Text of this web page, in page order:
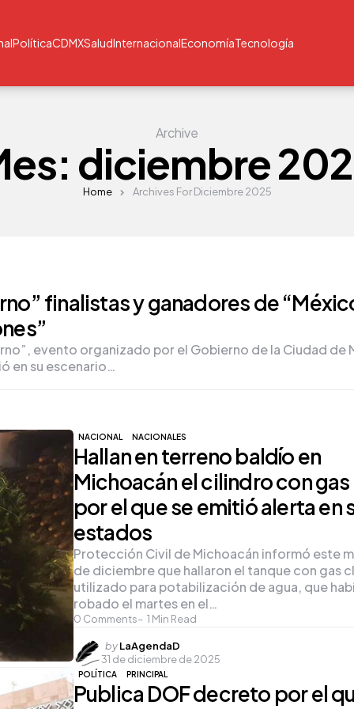
PolíticaCDMXSaludInternacionalEconomíaTecnología
Archive
diciembre
Home Archives For Diciembre 2025
finalistas y ganadores de
evento organizado por el Gobierno de la Ciudad de
en su escenario…
NACIONAL NACIONALES
Hallan en terreno baldío en
Michoacán el cilindro con
por el que se emitió alerta en
estados
0 Comments 1 Min Read
Protección Civil de Michoacán informó este
de diciembre que hallaron el tanque con gas
utilizado para potabilización de agua, que
robado el martes en el…
Posted
by
by LaAgendaD
31 de diciembre de 2025
POLÍTICA PRINCIPAL
Publica DOF decreto por el